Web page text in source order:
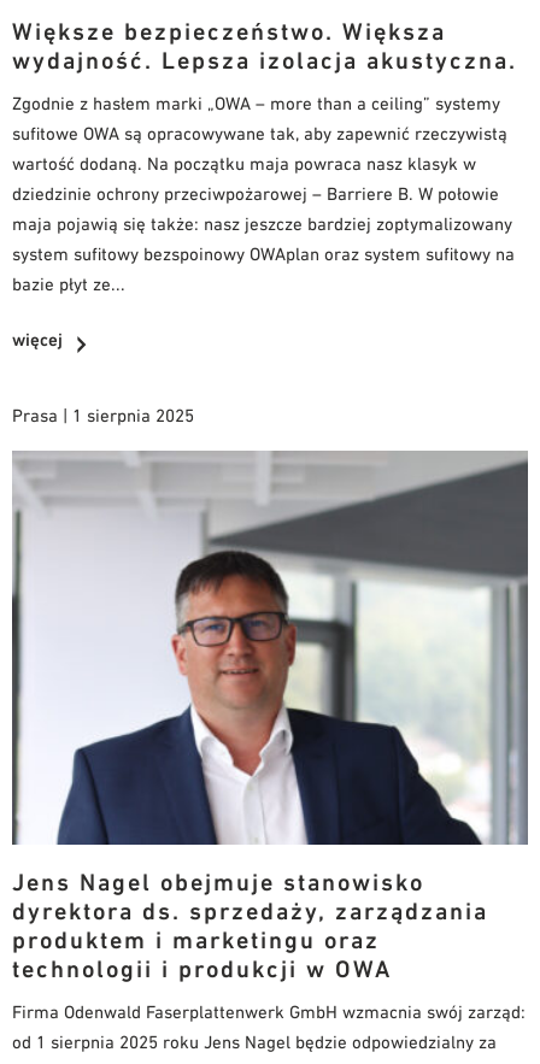
Większe bezpieczeństwo. Większa
wydajność. Lepsza izolacja akustyczna.
Zgodnie z hasłem marki „OWA – more than a ceiling” systemy
sufitowe OWA są opracowywane tak, aby zapewnić rzeczywistą
wartość dodaną. Na początku maja powraca nasz klasyk w
dziedzinie ochrony przeciwpożarowej – Barriere B. W połowie
maja pojawią się także: nasz jeszcze bardziej zoptymalizowany
system sufitowy bezspoinowy OWAplan oraz system sufitowy na
bazie płyt ze...
więcej
Prasa | 1 sierpnia 2025
Jens Nagel obejmuje stanowisko
dyrektora ds. sprzedaży, zarządzania
produktem i marketingu oraz
technologii i produkcji w OWA
Firma Odenwald Faserplattenwerk GmbH wzmacnia swój zarząd:
od 1 sierpnia 2025 roku Jens Nagel będzie odpowiedzialny za